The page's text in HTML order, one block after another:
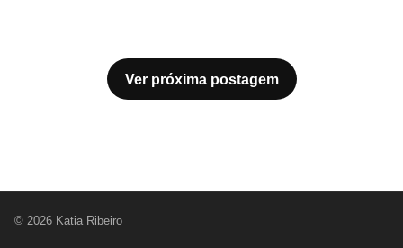
Ver próxima postagem
© 2026 Katia Ribeiro